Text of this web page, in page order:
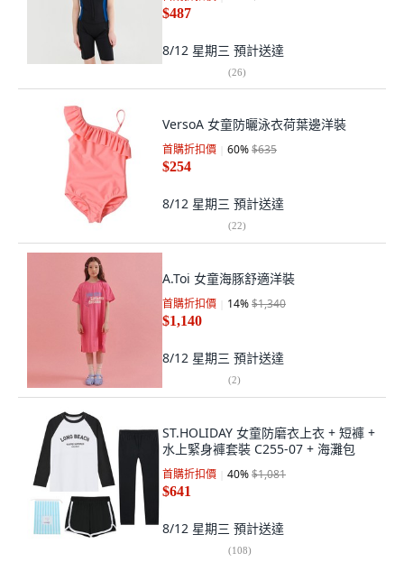
$487
8/12 星期三 預計送達
(26)
VersoA 女童防曬泳衣荷葉邊洋裝
首購折扣價 60%$635
$254
8/12 星期三 預計送達
(22)
A.Toi 女童海豚舒適洋裝
首購折扣價 14%$1,340
$1,140
8/12 星期三 預計送達
(2)
ST.HOLIDAY 女童防磨衣上衣 + 短褲 +
水上緊身褲套裝 C255-07 + 海灘包
首購折扣價 40%$1,081
$641
8/12 星期三 預計送達
(108)